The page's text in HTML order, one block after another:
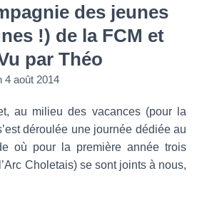
des jeunes
!) de la FCM et
par Théo
4 août 2014
au milieu des vacances (pour la
déroulée une journée dédiée au
où pour la première année trois
Choletais) se sont joints à nous,